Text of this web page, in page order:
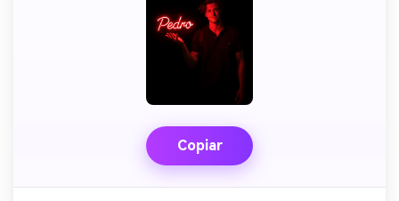
Copiar